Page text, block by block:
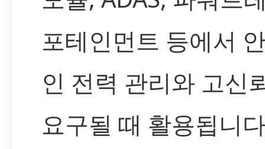
포테인먼트 등에서
인 전력 관리와 고신
요구될 때 활용됩니